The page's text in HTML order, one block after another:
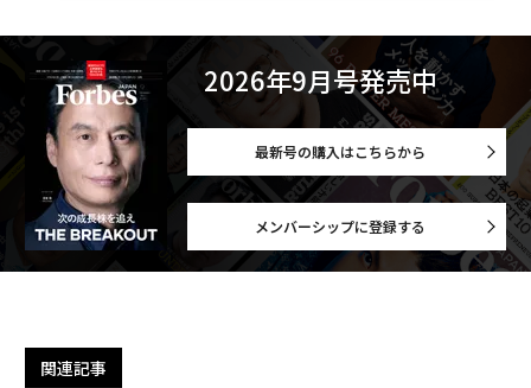
2026年9月号発売中
最新号の購入はこちらから
メンバーシップに登録する
関連記事